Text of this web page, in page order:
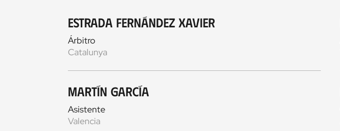
Estrada Fernández Xavier
Árbitro
Catalunya
Martín García
Asistente
Valencia